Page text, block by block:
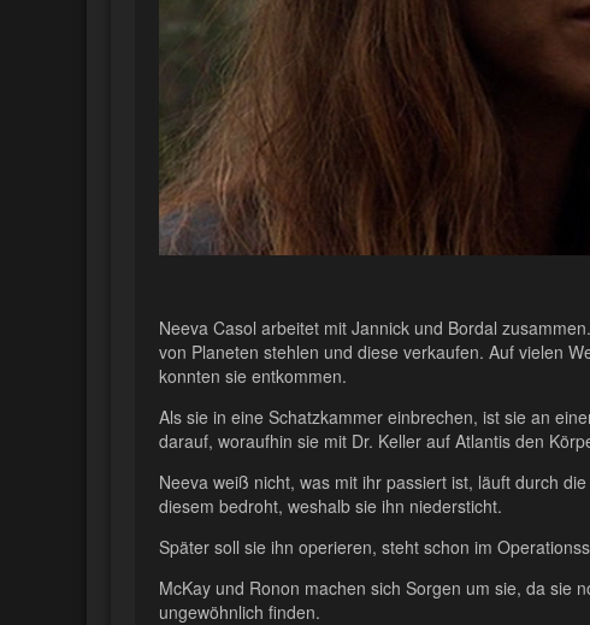
Neeva Casol arbeitet mit Jannick und Bordal
von Planeten stehlen und diese verkaufen. Auf vielen
konnten sie entkommen.
Als sie in eine Schatzkammer einbrechen, ist sie an
darauf, woraufhin sie mit Dr. Keller auf Atlantis den
Neeva weiß nicht, was mit ihr passiert ist, läuft durch
diesem bedroht, weshalb sie ihn niedersticht.
Später soll sie ihn operieren, steht schon im
McKay und Ronon machen sich Sorgen um sie, da sie
ungewöhnlich finden.